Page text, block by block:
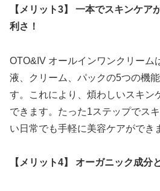
【メリット3】 一本でスキンケア
利さ！
OTO&IV オールインワンクリーム
液、クリーム、パックの5つの機
す。これにより、煩わしいスキン
できます。たった1ステップでス
い日常でも手軽に美容ケアができ
【メリット4】 オーガニック成分